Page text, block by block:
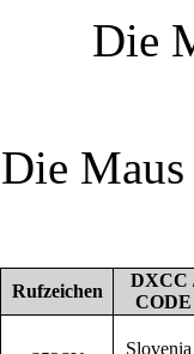
Die
Die
Rufzeichen
DXCC
CODE